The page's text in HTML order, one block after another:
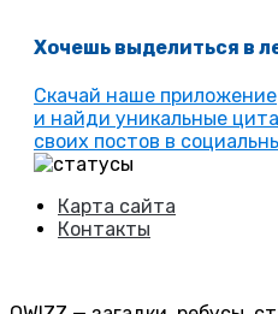
Хочешь выделиться в
Скачай наше приложение
и найди уникальные
своих постов в
Карта сайта
Контакты